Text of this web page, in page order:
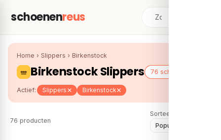
schoenenreus
Home › Slippers › Birkenstock
Birkenstock Slippers 76 schoenen
Actief: Slippers Birkenstock
76 producten
Sorteer: